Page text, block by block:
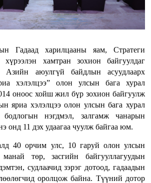
Гадаад харилцааны яам, Стратеги
хүрээлэн хамтран зохион байгуулдаг
Азийн аюулгүй байдлын асуудлаарх
хэлэлцээ” олон улсын бага хурал
оноос хойш жил бүр зохион байгуулж
яриа хэлэлцээ олон улсын бага хурал
нэгдмэл, залгамж чанарын
онд 11 дэх удаагаа чуулж байгаа юм.
40 орчим улс, 10 гаруй олон улсын
төр, засгийн байгууллагуудын
судлаачид зэрэг дотоод, гадаадын
оролцож байна. Түүний дотор